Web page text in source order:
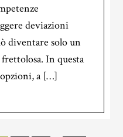
deviazioni
diventare solo un
frettolosa. In questa
a […]